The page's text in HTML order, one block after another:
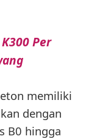
Per
memiliki
dengan
B0 hingga